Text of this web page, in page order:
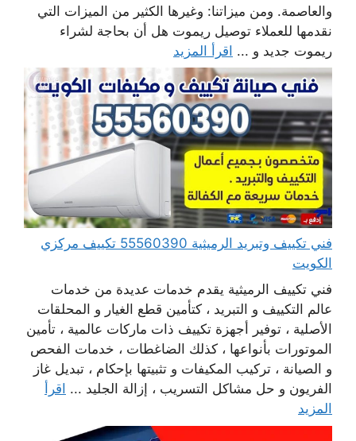
والعاصمة. ومن ميزاتنا: وغيرها الكثير من الميزات التي
نقدمها للعملاء توصيل ريموت هل أن بحاجة لشراء
ريموت جديد و ... اقرأ المزيد
فني تكييف وتبريد الرميثية 55560390 تكييف مركزي
الكويت
فني تكييف الرميثية يقدم خدمات عديدة من خدمات
عالم التكييف و التبريد ، كتأمين قطع الغيار و المحلقات
الأصلية ، توفير أجهزة تكييف ذات ماركات عالمية ، تأمين
الموتورات بأنواعها ، كذلك الضاغطات ، خدمات الفحص
و الصيانة ، تركيب المكيفات و تثبيتها بإحكام ، تبديل غاز
الفريون و حل مشاكل التسريب ، إزالة الجليد ... اقرأ
المزيد